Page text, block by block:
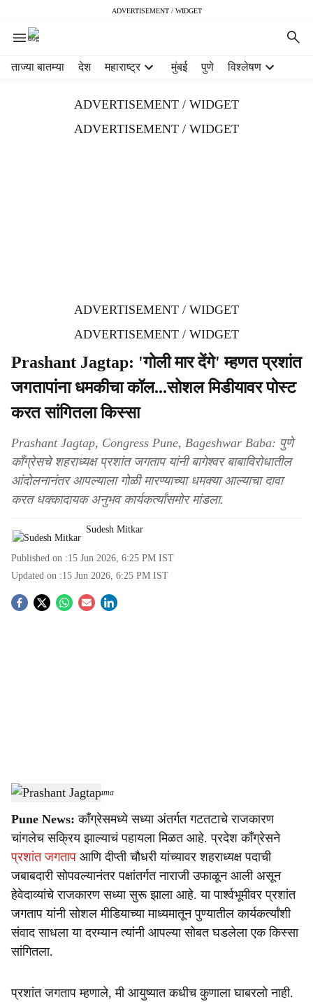
ADVERTISEMENT / WIDGET
ताज्या बातम्या देश महाराष्ट्र मुंबई पुणे विश्लेषण
ADVERTISEMENT / WIDGET
ADVERTISEMENT / WIDGET
ADVERTISEMENT / WIDGET
ADVERTISEMENT / WIDGET
Prashant Jagtap: 'गोली मार देंगे' म्हणत प्रशांत
जगतापांना धमकीचा कॉल...सोशल मिडीयावर पोस्ट
करत सांगितला किस्सा
Prashant Jagtap, Congress Pune, Bageshwar Baba: पुणे
काँग्रेसचे शहराध्यक्ष प्रशांत जगताप यांनी बागेश्वर बाबाविरोधातील
आंदोलनानंतर आपल्याला गोळी मारण्याच्या धमक्या आल्याचा दावा
करत धक्कादायक अनुभव कार्यकर्त्यांसमोर मांडला.
Sudesh Mitkar
Published on :15 Jun 2026, 6:25 PM IST
Updated on :15 Jun 2026, 6:25 PM IST
S
a
r
e
Prashant Jagtap- Sarkarnama
Pune News: काँग्रेसमध्ये सध्या अंतर्गत गटतटाचे राजकारण
चांगलेच सक्रिय झाल्याचं पहायला मिळत आहे. प्रदेश काँग्रेसने
प्रशांत जगताप आणि दीप्ती चौधरी यांच्यावर शहराध्यक्ष पदाची
जबाबदारी सोपवल्यानंतर पक्षांतर्गत नाराजी उफाळून आली असून
हेवेदाव्यांचे राजकारण सध्या सुरू झाला आहे. या पार्श्वभूमीवर प्रशांत
जगताप यांनी सोशल मीडियाच्या माध्यमातून पुण्यातील कार्यकर्त्यांशी
संवाद साधला या दरम्यान त्यांनी आपल्या सोबत घडलेला एक किस्सा
सांगितला.
प्रशांत जगताप म्हणाले, मी आयुष्यात कधीच कुणाला घाबरलो नाही.